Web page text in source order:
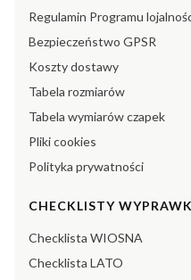
Regulamin Programu
Bezpieczeństwo GPSR
Koszty dostawy
Tabela rozmiarów
Tabela wymiarów czapek
Pliki cookies
Polityka prywatności
CHECKLISTY
Checklista WIOSNA
Checklista LATO